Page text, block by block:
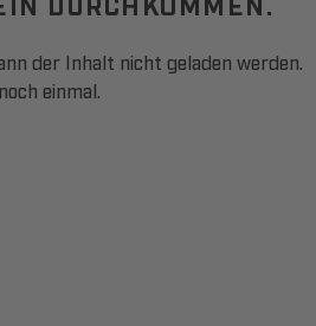
der Inhalt nicht geladen werden.
einmal.